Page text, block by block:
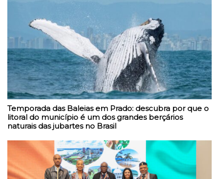
Temporada das Baleias em Prado: descubra por que o
litoral do município é um dos grandes berçários
naturais das jubartes no Brasil